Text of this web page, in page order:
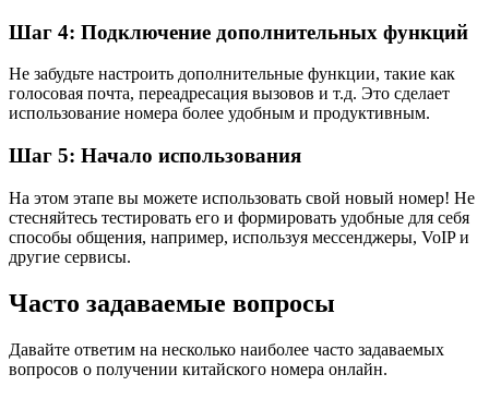
Шаг 4: Подключение дополнительных функций
Не забудьте настроить дополнительные функции, такие как
голосовая почта, переадресация вызовов и т.д. Это сделает
использование номера более удобным и продуктивным.
Шаг 5: Начало использования
На этом этапе вы можете использовать свой новый номер! Не
стесняйтесь тестировать его и формировать удобные для себя
способы общения, например, используя мессенджеры, VoIP и
другие сервисы.
Часто задаваемые вопросы
Давайте ответим на несколько наиболее часто задаваемых
вопросов о получении китайского номера онлайн.